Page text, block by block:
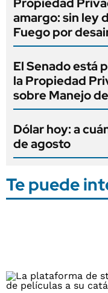
amargo: sin ley
Fuego por
El Senado está
la Propiedad
sobre Manejo
Dólar hoy: a
de agosto
Te puede